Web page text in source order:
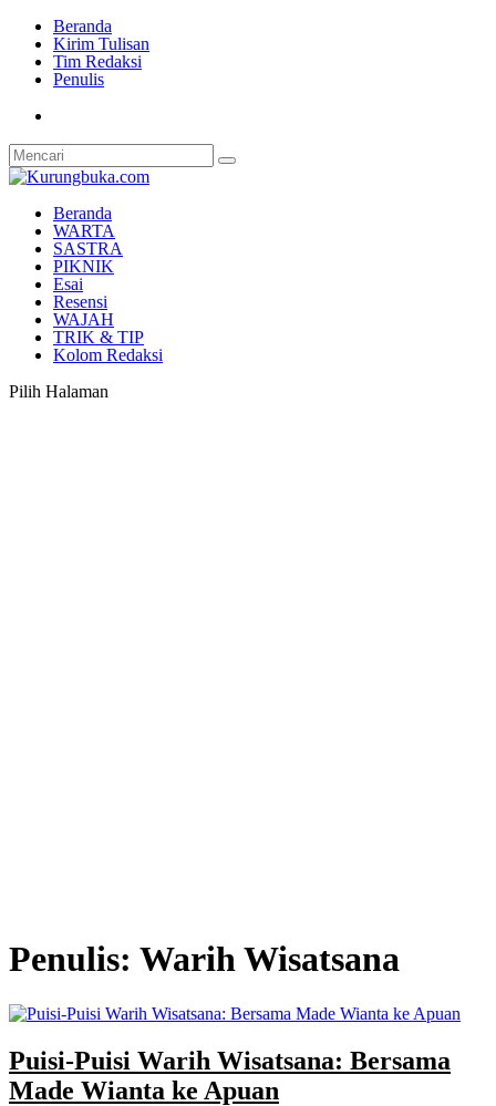
Beranda
Kirim Tulisan
Tim Redaksi
Penulis
Beranda
WARTA
SASTRA
PIKNIK
Esai
Resensi
WAJAH
TRIK & TIP
Kolom Redaksi
Pilih Halaman
Penulis: Warih Wisatsana
Puisi-Puisi Warih Wisatsana: Bersama
Made Wianta ke Apuan